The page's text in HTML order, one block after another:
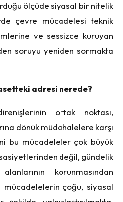
ölçüde siyasal bir nitelik
çevre mücadelesi teknik
ve sessizce kuruyan
soruyu yeniden sormakta
adresi nerede?
ortak noktası,
dönük müdahalelere karşı
bu mücadeleler çok büyük
değil, gündelik
korunmasından
mücadelelerin çoğu, siyasal